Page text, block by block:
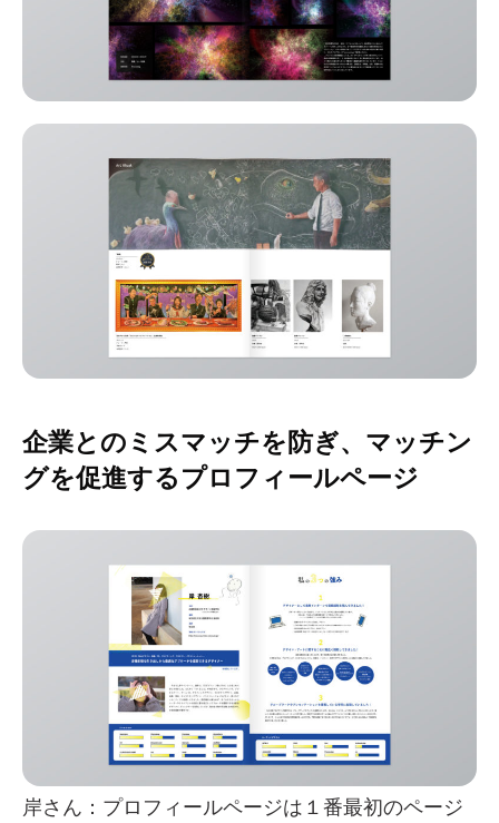
企業とのミスマッチを防ぎ、マッチン
グを促進するプロフィールページ
岸さん：プロフィールページは１番最初のページ